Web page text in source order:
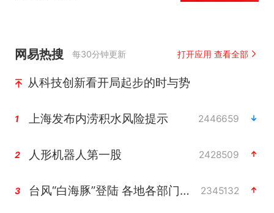
网易热搜 每30分钟更新 打开应用 查看全部
从科技创新看开局起步的时与势
1 上海发布内涝积水风险提示 2446659
2 人形机器人第一股 2428509
3 台风“白海豚”登陆 各地各部门全力应对 2345132